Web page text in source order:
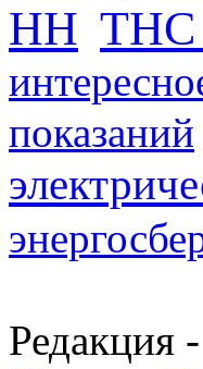
НН ТНС
показаний
Редакция -